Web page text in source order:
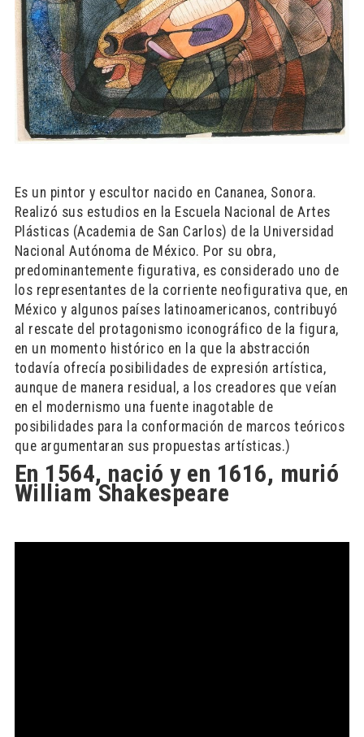
Es un pintor y escultor nacido en Cananea, Sonora.
Realizó sus estudios en la Escuela Nacional de Artes
Plásticas (Academia de San Carlos) de la Universidad
Nacional Autónoma de México. Por su obra,
predominantemente figurativa, es considerado uno de
los representantes de la corriente neofigurativa que, en
México y algunos países latinoamericanos, contribuyó
al rescate del protagonismo iconográfico de la figura,
en un momento histórico en la que la abstracción
todavía ofrecía posibilidades de expresión artística,
aunque de manera residual, a los creadores que veían
en el modernismo una fuente inagotable de
posibilidades para la conformación de marcos teóricos
que argumentaran sus propuestas artísticas.)
En 1564, nació y en 1616, murió
William Shakespeare